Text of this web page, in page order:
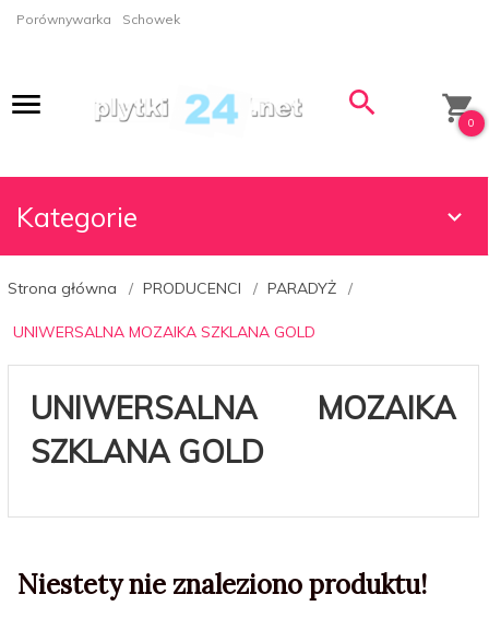
Porównywarka Schowek
0
Kategorie
Strona główna PRODUCENCI PARADYŻ
UNIWERSALNA MOZAIKA SZKLANA GOLD
UNIWERSALNA MOZAIKA
SZKLANA GOLD
Niestety nie znaleziono produktu!